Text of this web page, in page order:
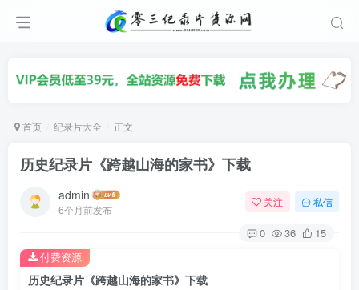
首页 纪录片大全 正文
历史纪录片《跨越山海的家书》下载
admin
6个月前发布
关注 私信
0 36 15
历史纪录片《跨越山海的家书》下载
付费资源